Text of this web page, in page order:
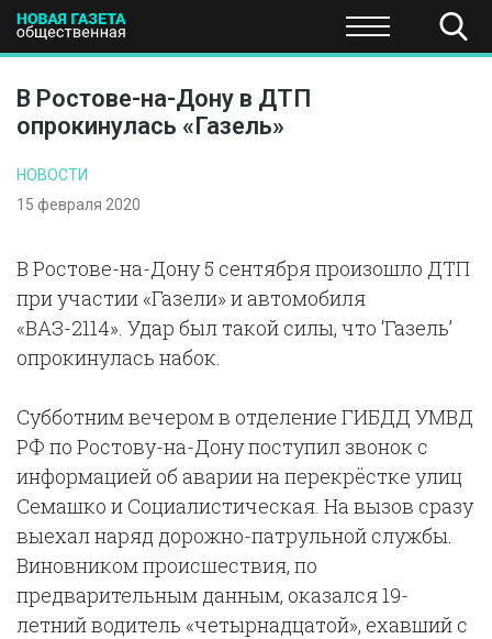
ПОЛИТИКА ЭКОНОМИКА НАУКА И
В Ростове-на-Дону в ДТП
опрокинулась «Газель»
НОВОСТИ
15 февраля 2020
В Ростове-на-Дону 5 сентября произошло ДТП
при участии «Газели» и автомобиля
«ВАЗ-2114». Удар был такой силы, что ‘Газель’
опрокинулась набок.
Субботним вечером в отделение ГИБДД УМВД
РФ по Ростову-на-Дону поступил звонок с
информацией об аварии на перекрёстке улиц
Семашко и Социалистическая. На вызов сразу
выехал наряд дорожно-патрульной службы.
Виновником происшествия, по
предварительным данным, оказался 19-
летний водитель «четырнадцатой», ехавший с